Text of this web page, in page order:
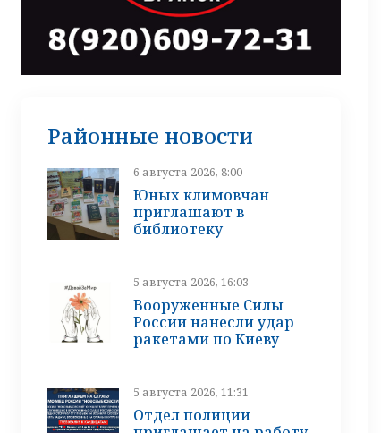
Районные новости
6 августа 2026, 8:00
Юных климовчан
приглашают в
библиотеку
5 августа 2026, 16:03
Вооруженные Силы
России нанесли удар
ракетами по Киеву
5 августа 2026, 11:31
Отдел полиции